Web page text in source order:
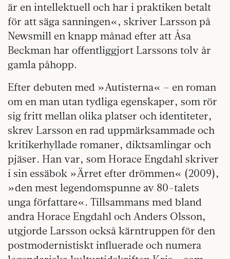
är en intellektuell och har i praktiken betalt
för att säga sanningen«, skriver Larsson på
Newsmill en knapp månad efter att Åsa
Beckman har offentliggjort Larssons tolv år
gamla påhopp.
Efter debuten med »Autisterna« – en roman
om en man utan tydliga egenskaper, som rör
sig fritt mellan olika platser och identiteter,
skrev Larsson en rad uppmärksammade och
kritikerhyllade romaner, diktsamlingar och
pjäser. Han var, som Horace Engdahl skriver
i sin essäbok »Ärret efter drömmen« (2009),
»den mest legendomspunne av 80-talets
unga författare«. Tillsammans med bland
andra Horace Engdahl och Anders Olsson,
utgjorde Larsson också kärntruppen för den
postmodernistiskt influerade och numera